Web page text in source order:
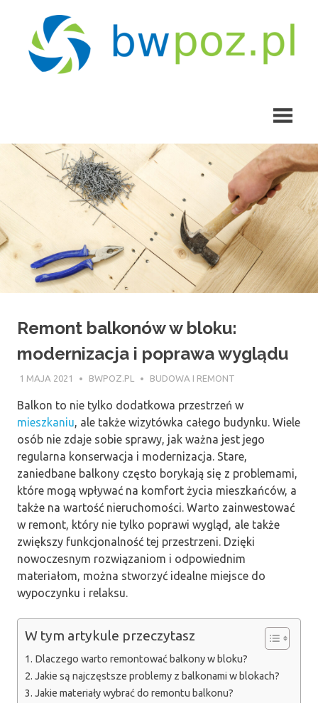
content
Remont balkonów w bloku:
modernizacja i poprawa wyglądu
1 MAJA 2021 BWPOZ.PL BUDOWA I REMONT
Balkon to nie tylko dodatkowa przestrzeń w
mieszkaniu, ale także wizytówka całego budynku. Wiele
osób nie zdaje sobie sprawy, jak ważna jest jego
regularna konserwacja i modernizacja. Stare,
zaniedbane balkony często borykają się z problemami,
które mogą wpływać na komfort życia mieszkańców, a
także na wartość nieruchomości. Warto zainwestować
w remont, który nie tylko poprawi wygląd, ale także
zwiększy funkcjonalność tej przestrzeni. Dzięki
nowoczesnym rozwiązaniom i odpowiednim
materiałom, można stworzyć idealne miejsce do
wypoczynku i relaksu.
W tym artykule przeczytasz
Dlaczego warto remontować balkony w bloku?
Jakie są najczęstsze problemy z balkonami w blokach?
Jakie materiały wybrać do remontu balkonu?